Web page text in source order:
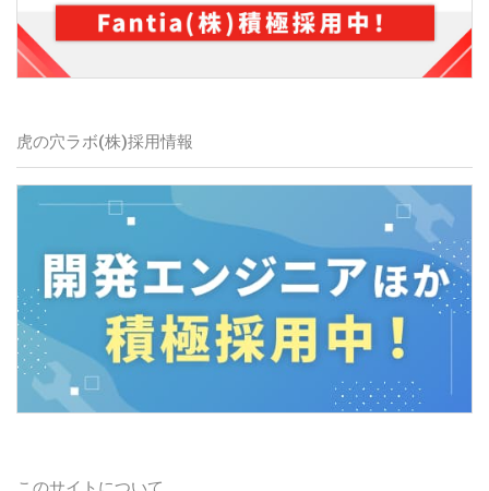
虎の穴ラボ(株)採用情報